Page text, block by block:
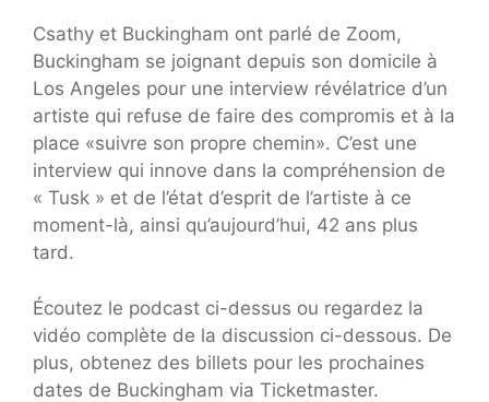
Csathy et Buckingham ont parlé de Zoom,
Buckingham se joignant depuis son domicile à
Los Angeles pour une interview révélatrice d’un
artiste qui refuse de faire des compromis et à la
place «suivre son propre chemin». C’est une
interview qui innove dans la compréhension de
« Tusk » et de l’état d’esprit de l’artiste à ce
moment-là, ainsi qu’aujourd’hui, 42 ans plus
tard.
Écoutez le podcast ci-dessus ou regardez la
vidéo complète de la discussion ci-dessous. De
plus, obtenez des billets pour les prochaines
dates de Buckingham via Ticketmaster.